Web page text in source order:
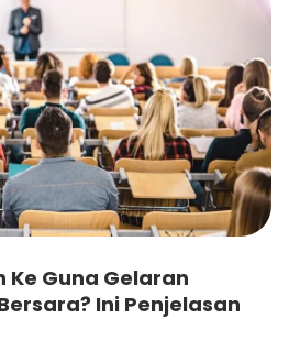
Ke Guna Gelaran
Ini Penjelasan